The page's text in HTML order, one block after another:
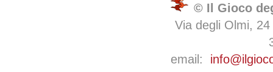
© Il Gioco
Via degli Olmi,
email: